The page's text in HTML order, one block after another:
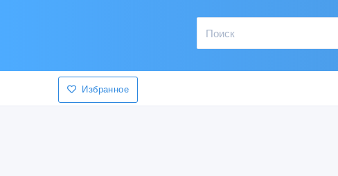
Избранное